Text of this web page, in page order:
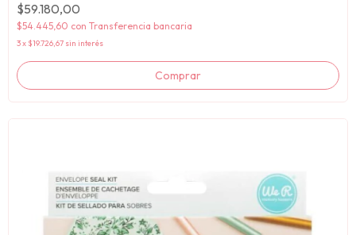
$59.180,00
$54.445,60 con Transferencia bancaria
3x $19.726,67 sin interés